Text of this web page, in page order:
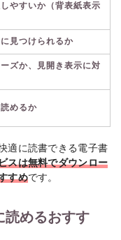
やすいか（背表紙表示
見つけられるか
ズか、見開き表示に対
めるか
適に読書できる電子書
スは無料でダウンロー
すめです。
読めるおすす